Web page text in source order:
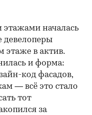
этажами началась
девелоперы
этаже в актив.
и форма:
код фасадов,
— всё это стало
тот
за